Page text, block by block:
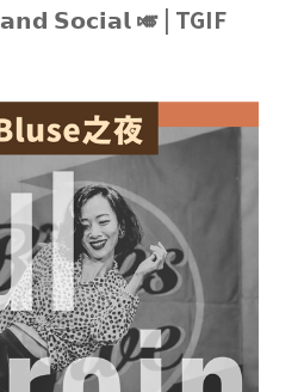
𝗦𝗼𝗰𝗶𝗮𝗹 🎺 | TGIF